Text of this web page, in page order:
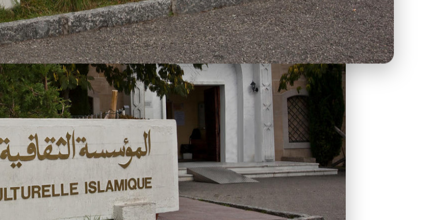
https://fcigeneve.org/
de la rentrée 2026-2027: 9, 12 et 13 septembre 2026 pour les enfants.
pour les adultes: 5 octobre 2026.